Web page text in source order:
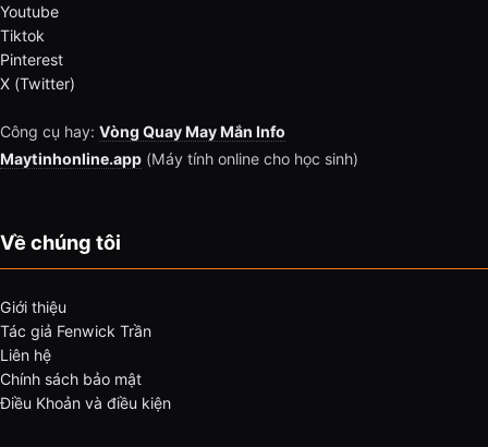
Youtube
Tiktok
Pinterest
X (Twitter)
Công cụ hay: Vòng Quay May Mắn Info
Maytinhonline.app (Máy tính online cho học sinh)
Về chúng tôi
Giới thiệu
Tác giả Fenwick Trần
Liên hệ
Chính sách bảo mật
Điều Khoản và điều kiện